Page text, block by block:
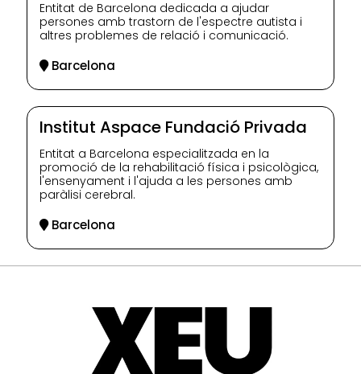
Entitat de Barcelona dedicada a ajudar
persones amb trastorn de l'espectre autista i
altres problemes de relació i comunicació.
Barcelona
Institut Aspace Fundació Privada
Entitat a Barcelona especialitzada en la
promoció de la rehabilitació física i psicològica,
l'ensenyament i l'ajuda a les persones amb
paràlisi cerebral.
Barcelona